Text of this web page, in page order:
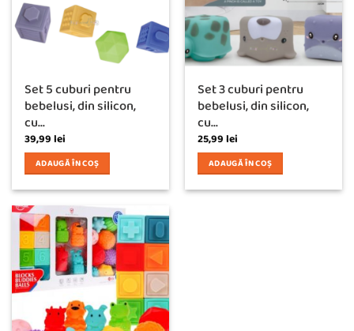
Set 5 cuburi pentru
bebelusi, din silicon,
cu...
39,99lei
ADAUGĂ ÎN COȘ
Set 3 cuburi pentru
bebelusi, din silicon,
cu...
25,99lei
ADAUGĂ ÎN COȘ